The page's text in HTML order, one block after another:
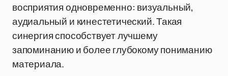
восприятия одновременно: визуальный,
аудиальный и кинестетический. Такая
синергия способствует лучшему
запоминанию и более глубокому пониманию
материала.